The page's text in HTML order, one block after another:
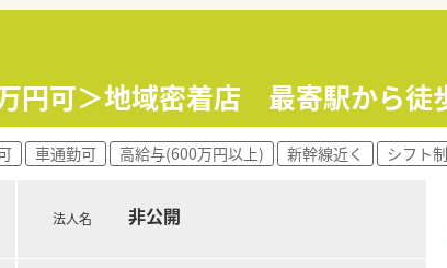
万円可＞地域密着店 最寄駅から
車通勤可 高給与(600万円以上) 新幹線近く シフト制
法人名 非公開